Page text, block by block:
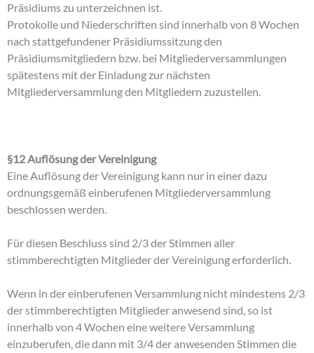
Präsidiums zu unterzeichnen ist.
Protokolle und Niederschriften sind innerhalb von 8 Wochen
nach stattgefundener Präsidiumssitzung den
Präsidiumsmitgliedern bzw. bei Mitgliederversammlungen
spätestens mit der Einladung zur nächsten
Mitgliederversammlung den Mitgliedern zuzustellen.
§12 Auflösung der Vereinigung
Eine Auflösung der Vereinigung kann nur in einer dazu
ordnungsgemäß einberufenen Mitgliederversammlung
beschlossen werden.
Für diesen Beschluss sind 2/3 der Stimmen aller
stimmberechtigten Mitglieder der Vereinigung erforderlich.
Wenn in der einberufenen Versammlung nicht mindestens 2/3
der stimmberechtigten Mitglieder anwesend sind, so ist
innerhalb von 4 Wochen eine weitere Versammlung
einzuberufen, die dann mit 3/4 der anwesenden Stimmen die